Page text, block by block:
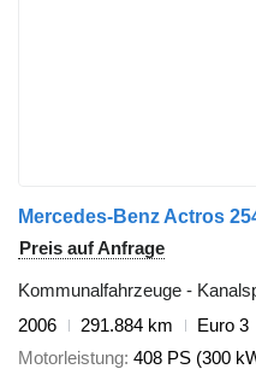
Mercedes-Benz Actros
Preis auf Anfrage
Kommunalfahrzeuge -
2006
291.884 km
Euro 3
Motorleistung 408 PS (300